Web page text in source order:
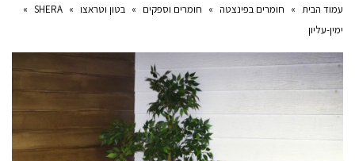
עמוד הבית » חומרים בפינצטה » חומרים וספקים » בטון וטראצו »
SHERA
»
ימין-עליון